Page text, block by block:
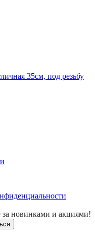
35см, под резьбу
новинками и акциями!